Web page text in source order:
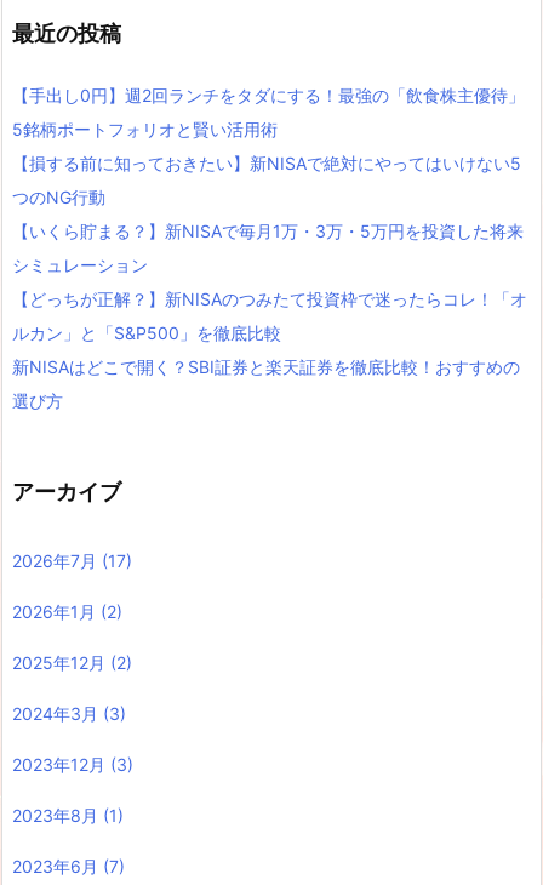
最近の投稿
【手出し0円】週2回ランチをタダにする！最強の「飲食株主優待」
5銘柄ポートフォリオと賢い活用術
【損する前に知っておきたい】新NISAで絶対にやってはいけない5
つのNG行動
【いくら貯まる？】新NISAで毎月1万・3万・5万円を投資した将来
シミュレーション
【どっちが正解？】新NISAのつみたて投資枠で迷ったらコレ！「オ
ルカン」と「S&P500」を徹底比較
新NISAはどこで開く？SBI証券と楽天証券を徹底比較！おすすめの
選び方
アーカイブ
2026年7月 (17)
2026年1月 (2)
2025年12月 (2)
2024年3月 (3)
2023年12月 (3)
2023年8月 (1)
2023年6月 (7)